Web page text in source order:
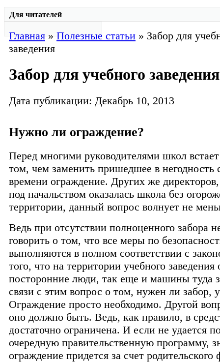
Для читателей
Главная»Полезные статьи » Забор для
заведения
Забор для учебного заведения
Дата публикации: Декабрь 10, 2013
Нужно ли ограждение?
Перед многими руководителями школ
том, чем заменить пришедшее в негодность
времени ограждение. Других же
под начальством оказалась школа без
территории, данный вопрос волнует не
Ведь при отсутствии полноценного забора
говорить о том, что все меры по
выполняются в полном соответствии с
того, что на территории учебного заведения
посторонние люди, так еще и машины туда
связи с этим вопрос о том, нужен ли забор,
Ограждение просто необходимо. Другой
оно должно быть. Ведь, как правило, в
достаточно ограничена. И если не удается
очередную правительственную программу,
ограждение придется за счет родительского